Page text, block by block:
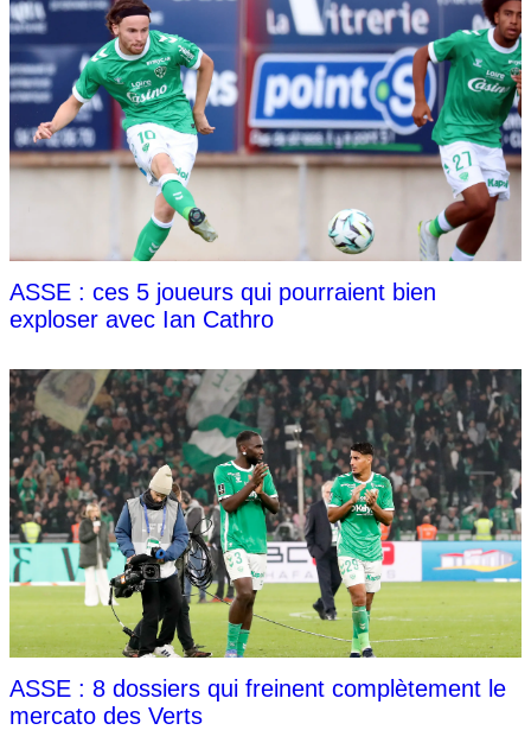
ASSE : ces 5 joueurs qui pourraient bien
exploser avec Ian Cathro
ASSE : 8 dossiers qui freinent complètement le
mercato des Verts